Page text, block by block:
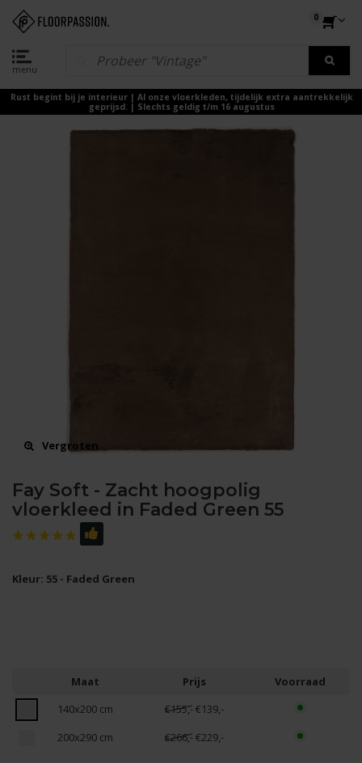
menu
0
Rust begint bij je interieur | Al onze vloerkleden, tijdelijk extra aantrekkelijk
geprijsd. | Slechts geldig t/m 16 augustus
Vergroten
Fay Soft - Zacht hoogpolig
vloerkleed in Faded Green 55
Kleur: 55 - Faded Green
Maat Prijs
Voorraad
140x200 cm
€155,-€139,-
200x290 cm
€266,-€229,-